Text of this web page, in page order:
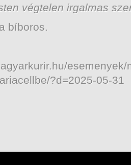
végtelen irgalmas
bíboros.
?d=2025-05-31